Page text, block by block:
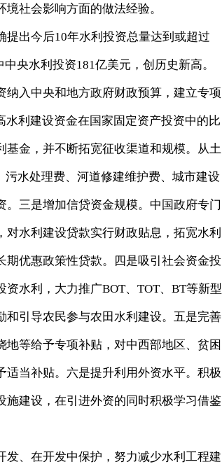
社会影响方面的做法经验。
出今后10年水利投资总量达到或超过
央水利投资181亿美元，创历史新高。
入中央和地方政府财政预算，建立专项
利建设资金在国家固定资产投资中的比
金，并不断拓宽征收渠道和规模。从土
水处理费、河道修建维护费、城市建设
三是增加信贷资金规模。中国政府专门
水利建设贷款实行财政贴息，拓宽水利
优惠政策性贷款。四是吸引社会资金投
水利，大力推广BOT、TOT、BT等新型
引导农民参与农田水利建设。五是完善
等给予专项补贴，对中西部地区、贫困
当补贴。六是提升利用外资水平。积极
建设，在引进外资的同时积极学习借鉴
、在开发中保护，努力减少水利工程建